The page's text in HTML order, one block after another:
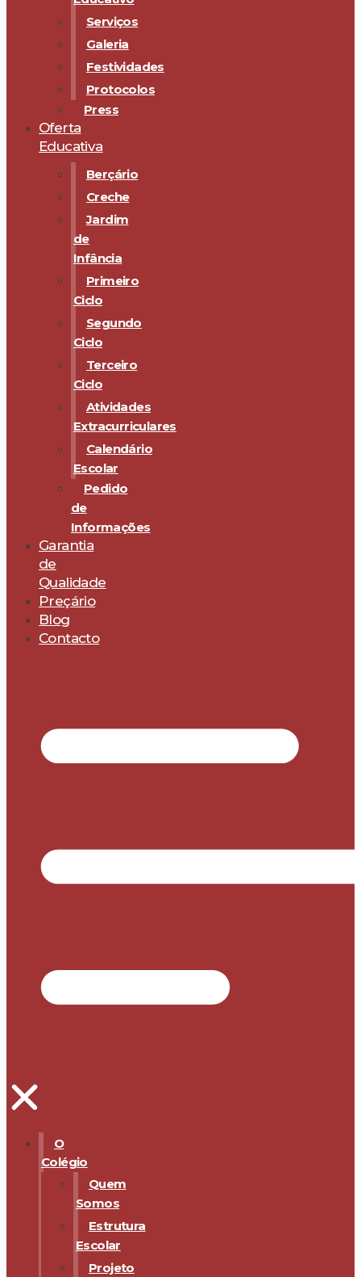
Serviços
Galeria
Festividades
Protocolos
Press
Oferta
Educativa
Berçário
Creche
Jardim
de
Infância
Primeiro
Ciclo
Segundo
Ciclo
Terceiro
Ciclo
Atividades
Extracurriculares
Calendário
Escolar
Pedido
de
Informações
Garantia
de
Qualidade
Preçário
Blog
Contacto
O
Colégio
Quem
Somos
Estrutura
Escolar
Projeto